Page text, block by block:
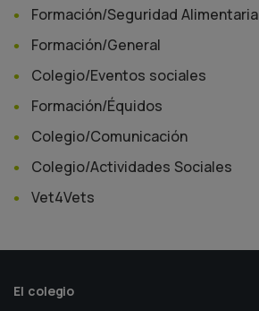
Formación/Seguridad Alimentaria
Formación/General
Colegio/Eventos sociales
Formación/Équidos
Colegio/Comunicación
Colegio/Actividades Sociales
Vet4Vets
El colegio